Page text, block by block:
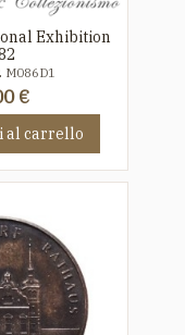
Exhibition
M086D1
€
al carrello